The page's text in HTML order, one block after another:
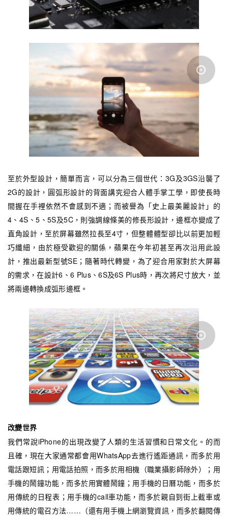
至於外型設計，簡單而言，可以分為三個世代：3G及3GS沿襲了
2G的設計，圓弧形設計的背面講究迎合人體手掌工學，即使長時
間握在手裡依然不會感到不適；而被譽為「史上最美麗設計」的
4、4S、5、5S及5C，則強調線條美的修長形設計，邊框亦變成了
直角設計，至於屏幕雖然拉長至4寸，但整體體型卻比以前更加輕
巧纖細，由於極受歡迎的關係，蘋果在今年初甚至再次沿用此設
計，推出最新型號SE；隨著時代轉變，為了迎合用家對於大屏幕
的需求，在設計6、6 Plus、6S及6S Plus時，再次將尺寸放大，並
將兩邊轉換成弧形邊框。
改變世界
我們常說iPhone的出現改變了人類的生活習慣和日常文化。的而
且確，現在大家通常都會用WhatsApp去進行遙距通訊，而多於用
電話跟短訊；用電話拍照，而多於用相機（職業攝影師除外）；用
手機的鬧鐘功能，而多於用實體鬧鐘；用手機的日曆功能，而多於
用傳統的日程表；用手機的call車功能，而多於親自到街上截車或
用傳統的電召方法……（還有用手機上網瀏覽資訊，而多於翻閱傳